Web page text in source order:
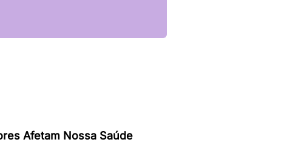
Afetam Nossa Saúde